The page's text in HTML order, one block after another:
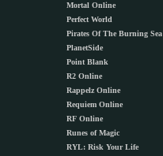
Mortal Online
Perfect World
Pirates Of The Burning Sea
PlanetSide
Point Blank
R2 Online
Rappelz Online
Requiem Online
RF Online
Runes of Magic
RYL: Risk Your Life